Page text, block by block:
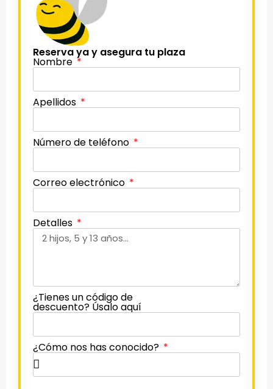
Reserva ya y asegura tu plaza
Nombre
Apellidos
Número de teléfono
Correo electrónico
Detalles
¿Tienes un código de
descuento? Úsalo aquí
¿Cómo nos has conocido?